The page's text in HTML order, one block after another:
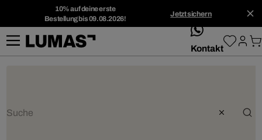
10% auf deine erste
Bestellung bis 09.08.2026!
Jetzt sichern
whatsApp
Kontakt